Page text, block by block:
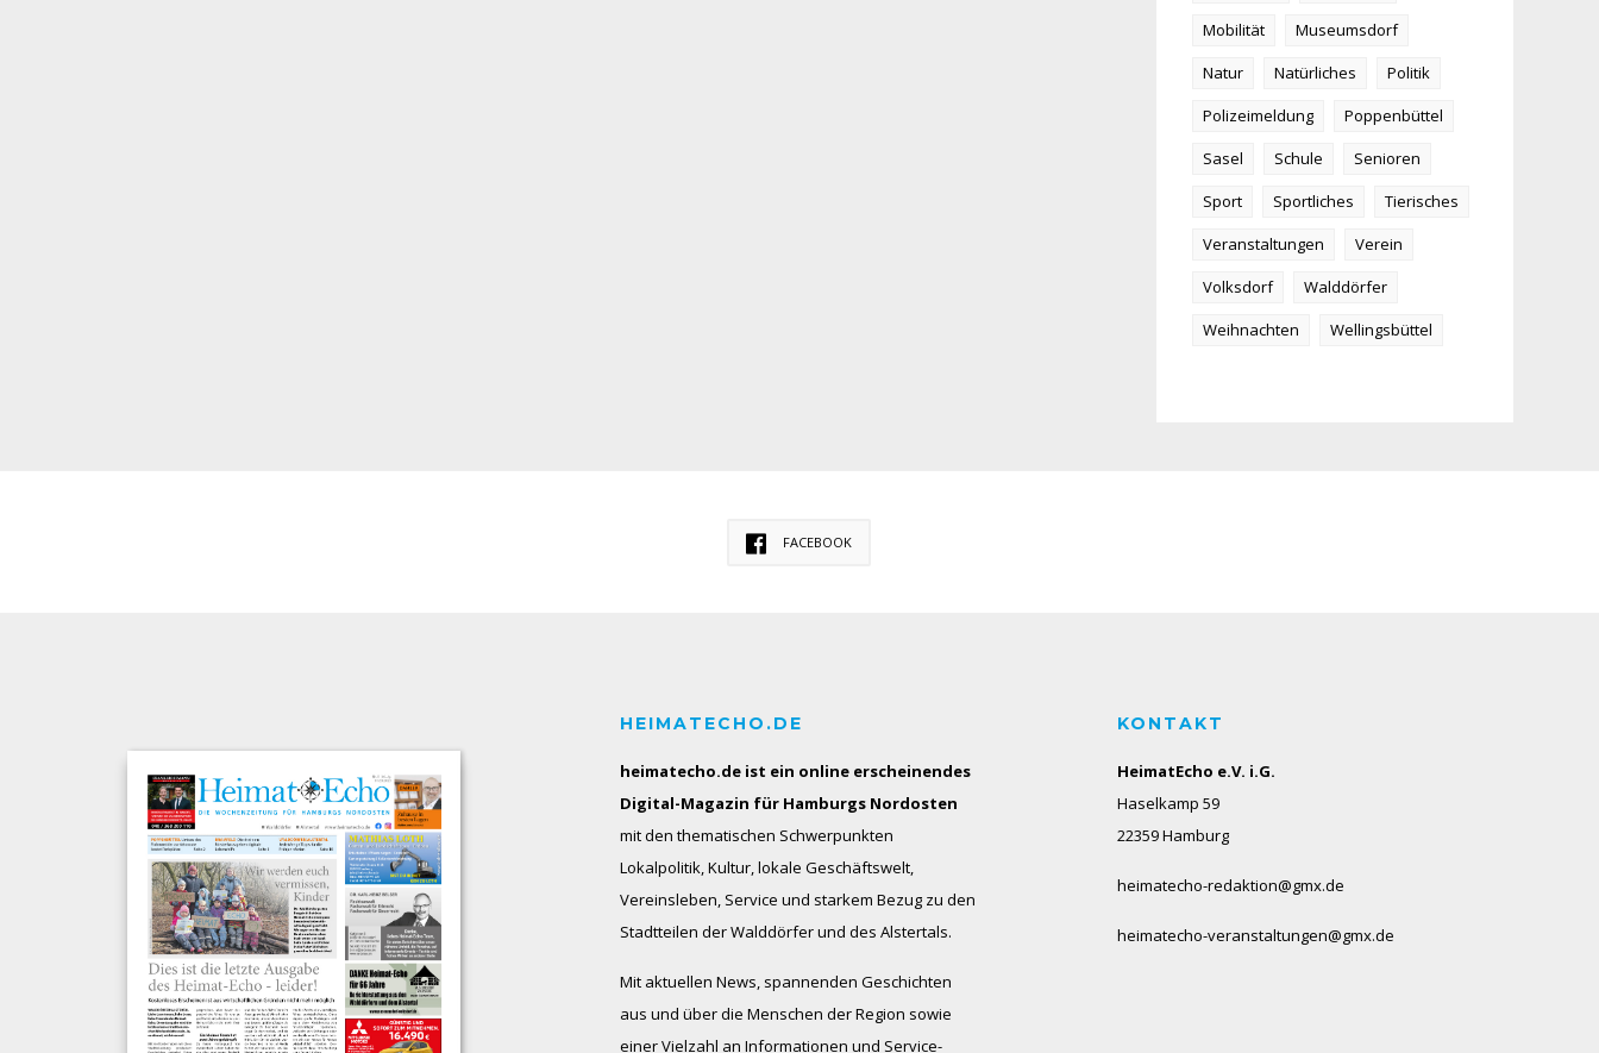
Mobilität
Museumsdorf
Natur
Natürliches
Politik
Polizeimeldung
Poppenbüttel
Sasel
Schule
Senioren
Sport
Sportliches
Tierisches
Veranstaltungen
Verein
Volksdorf
Walddörfer
Weihnachten
Wellingsbüttel
FACEBOOK
HEIMATECHO.DE
heimatecho.de ist ein online erscheinendes
Digital-Magazin für Hamburgs Nordosten
mit den thematischen Schwerpunkten
Lokalpolitik, Kultur, lokale Geschäftswelt,
Vereinsleben, Service und starkem Bezug zu den
Stadtteilen der Walddörfer und des Alstertals.
Mit aktuellen News, spannenden Geschichten
aus und über die Menschen der Region sowie
einer Vielzahl an Informationen und Service-
KONTAKT
HeimatEcho e.V. i.G.
Haselkamp 59
22359 Hamburg
heimatecho-redaktion@gmx.de
heimatecho-veranstaltungen@gmx.de